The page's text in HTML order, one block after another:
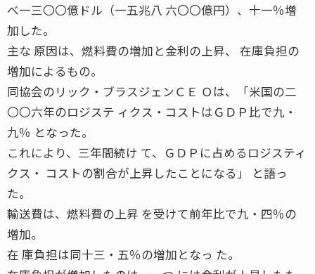
べ一三〇〇億ドル（一五兆八 六〇〇億円）、十一％増
加した。
主な 原因は、燃料費の増加と金利の上昇、 在庫負担の
増加によるもの。
同協会のリック・ブラスジェンＣＥ Ｏは、「米国の二
〇〇六年のロジステ ィクス・コストはＧＤＰ比で九・
九％ となった。
これにより、三年間続け て、ＧＤＰに占めるロジスティ
クス・ コストの割合が上昇したことになる」 と語っ
た。
輸送費は、燃料費の上昇 を受けて前年比で九・四％の
増加。
在 庫負担は同十三・五％の増加となっ た。